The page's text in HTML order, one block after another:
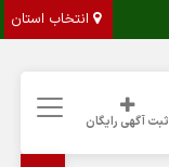
انتخاب استان
ثبت آگهی رایگان